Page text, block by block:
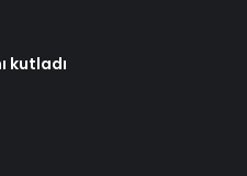
kutladı